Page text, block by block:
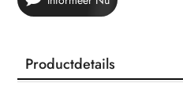
Productdetails